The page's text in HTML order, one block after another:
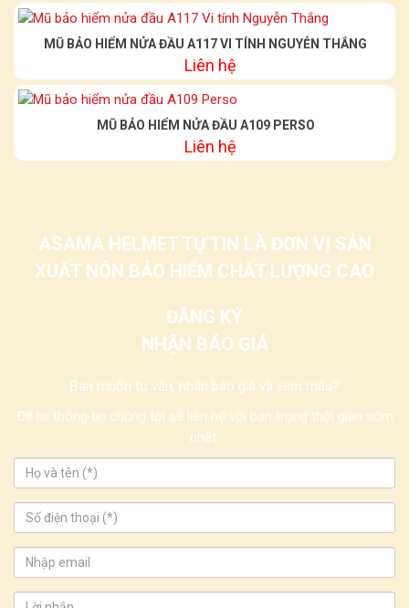
MŨ BẢO HIỂM NỬA ĐẦU A117 VI TÍNH NGUYỄN THẮNG
Liên hệ
MŨ BẢO HIỂM NỬA ĐẦU A109 PERSO
Liên hệ
ASAMA HELMET TỰ TIN LÀ ĐƠN VỊ SẢN
XUẤT NÓN BẢO HIỂM CHẤT LƯỢNG CAO
ĐĂNG KÝ
NHẬN BÁO GIÁ
Bạn muốn tư vấn, nhận báo giá và xem mẫu?
Để lại thông tin chúng tôi sẽ liên hệ với bạn trong thời gian sớm
nhất.